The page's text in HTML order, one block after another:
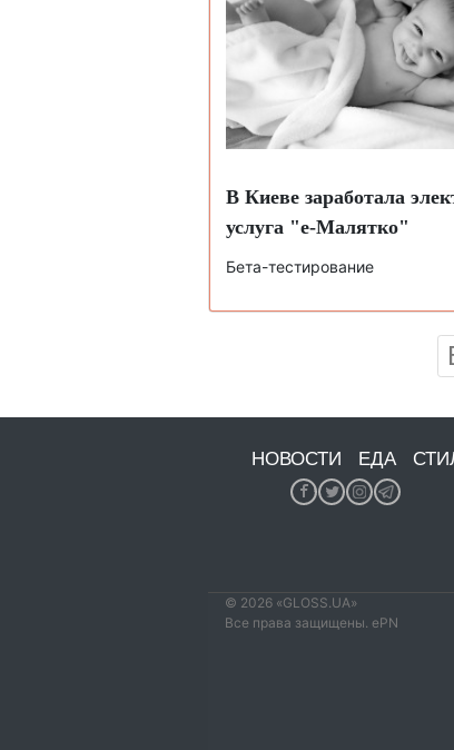
В Киеве заработала
услуга "е-Малятко"
Бета-тестирование
НОВОСТИ ЕДА
© 2026 «GLOSS.UA»
Все права защищены. ePN